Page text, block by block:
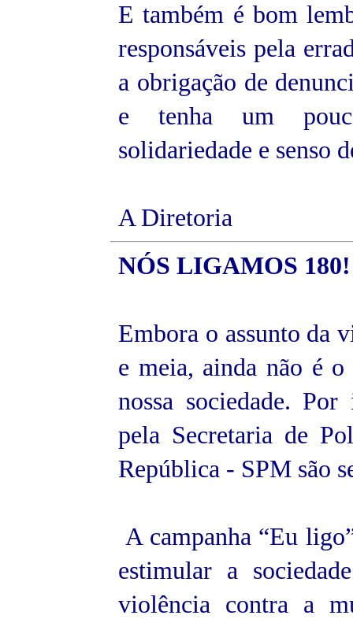
E também é bom
responsáveis pela
a obrigação de
e tenha um
solidariedade e senso
A Diretoria
NÓS LIGAMOS 180!
Embora o assunto da
e meia, ainda não é
nossa sociedade. Por
pela Secretaria de
República - SPM são
A campanha “Eu
estimular a
violência contra a